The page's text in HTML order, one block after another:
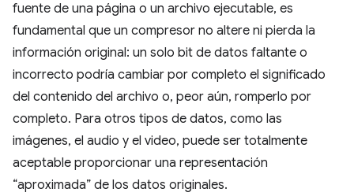
fuente de una página o un archivo ejecutable, es
fundamental que un compresor no altere ni pierda la
información original: un solo bit de datos faltante o
incorrecto podría cambiar por completo el significado
del contenido del archivo o, peor aún, romperlo por
completo. Para otros tipos de datos, como las
imágenes, el audio y el video, puede ser totalmente
aceptable proporcionar una representación
“aproximada” de los datos originales.